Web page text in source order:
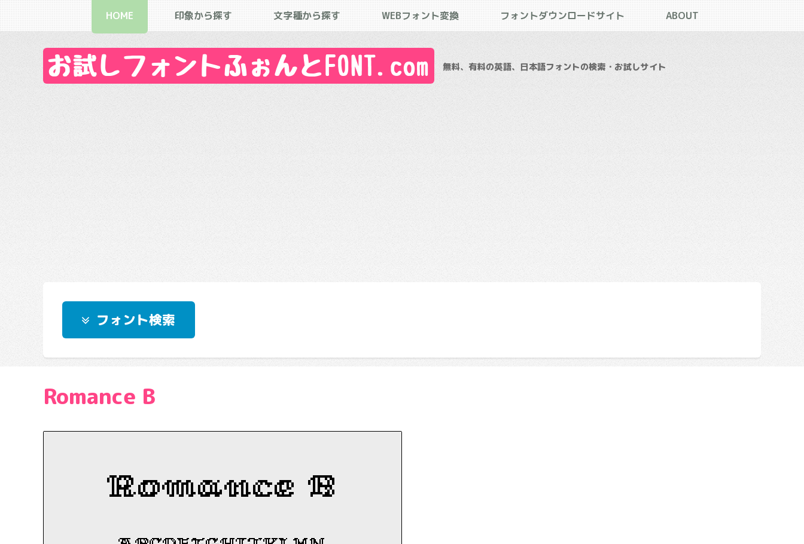
お試しフォントふぉんとFONT.com 無料、有料の英語、日本語フォントの検索・お試しサイト
フォント検索
Romance B
HOME 印象から探す 文字種から探す WEBフォント変換 フォントダウンロードサイト ABOUT